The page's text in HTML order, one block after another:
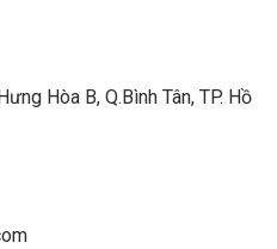
Hòa B, Q.Bình Tân, TP. Hồ